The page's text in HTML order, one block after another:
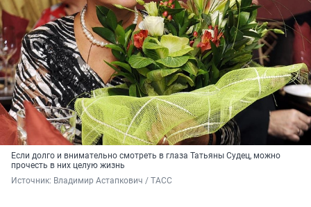
Если долго и внимательно смотреть в глаза Татьяны Судец, можно
прочесть в них целую жизнь
Источник: Владимир Астапкович / ТАСС